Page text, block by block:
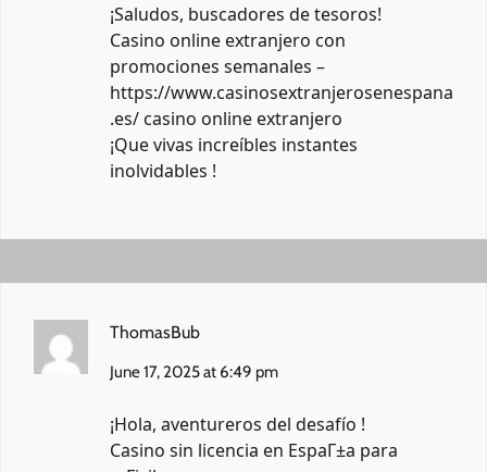
¡Saludos, buscadores de tesoros!
Casino online extranjero con
promociones semanales –
https://www.casinosextranjerosenespana
.es/casino online extranjero
¡Que vivas increíbles instantes
inolvidables !
ThomasBub
June 17, 2025 at 6:49 pm
¡Hola, aventureros del desafío !
Casino sin licencia en EspaГ±a para